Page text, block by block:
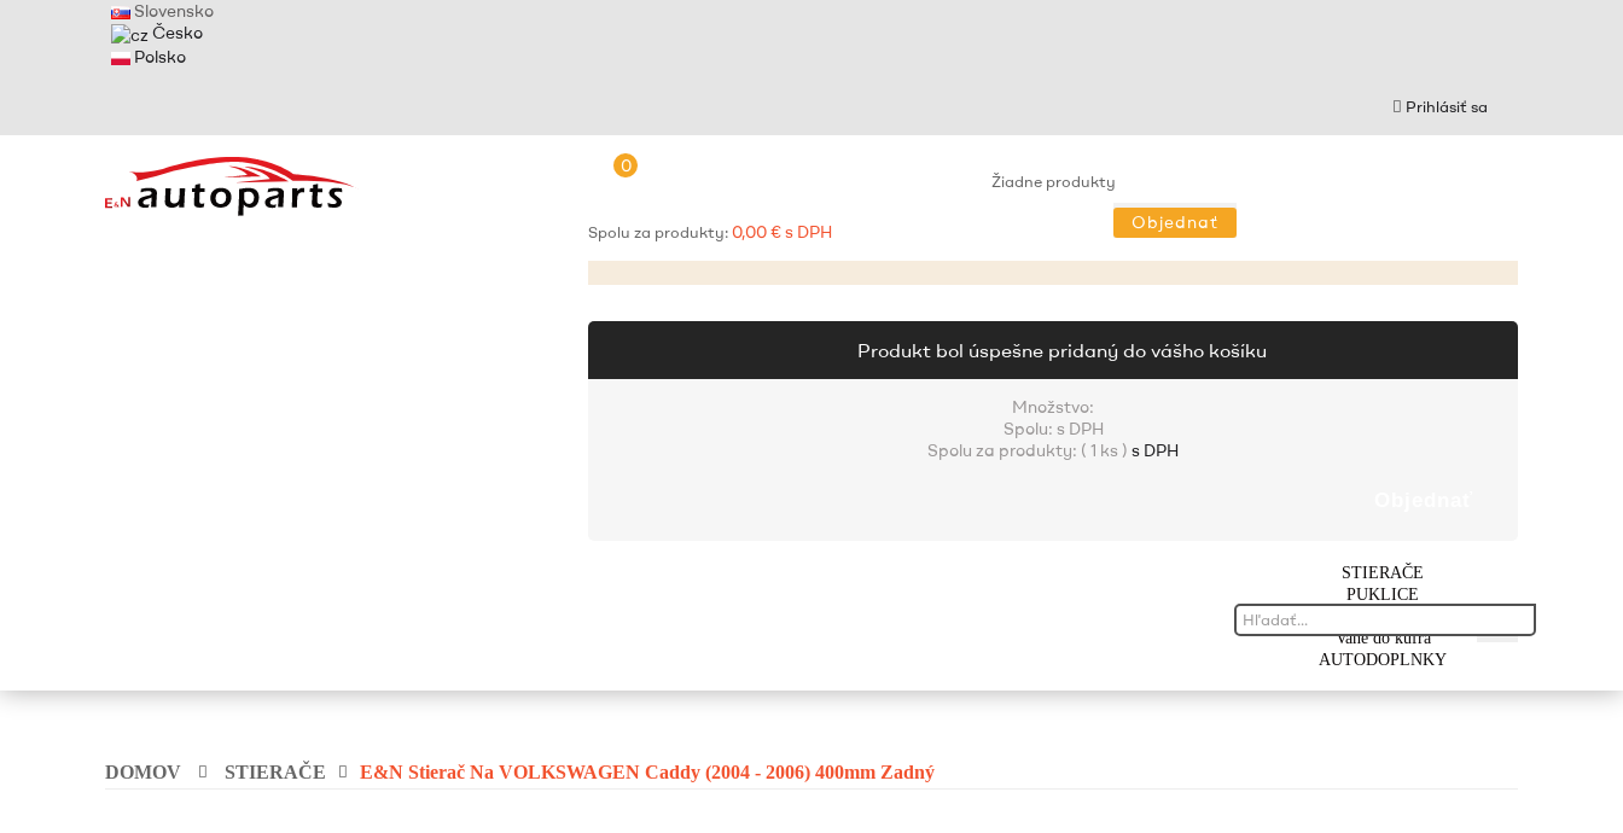
Slovensko
Česko
Polsko
Prihlásiť sa
0
Žiadne produkty
Spolu za produkty:0,00 € s DPH Objednať
Produkt bol úspešne pridaný do vášho košíku
Množstvo:
Spolu: s DPH
Spolu za produkty: ( 1 ks ) s DPH
STIERAČE
PUKLICE
Vane do kufra
AUTODOPLNKY
DOMOV STIERAČE E&N Stierač Na VOLKSWAGEN Caddy (2004 - 2006) 400mm Zadný